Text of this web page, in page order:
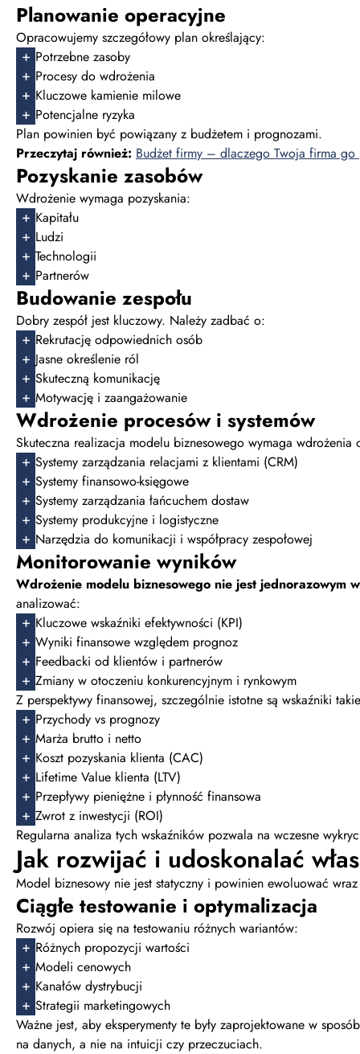
Planowanie operacyjne
Opracowujemy szczegółowy plan określający:
Potrzebne zasoby
Procesy do wdrożenia
Kluczowe kamienie milowe
Potencjalne ryzyka
Plan powinien być powiązany z budżetem i prognozami.
Przeczytaj również: Budżet firmy – dlaczego Twoja firma go
Pozyskanie zasobów
Wdrożenie wymaga pozyskania:
Kapitału
Ludzi
Technologii
Partnerów
Budowanie zespołu
Dobry zespół jest kluczowy. Należy zadbać o:
Rekrutację odpowiednich osób
Jasne określenie ról
Skuteczną komunikację
Motywację i zaangażowanie
Wdrożenie procesów i systemów
Skuteczna realizacja modelu biznesowego wymaga
Systemy zarządzania relacjami z klientami (CRM)
Systemy finansowo-księgowe
Systemy zarządzania łańcuchem dostaw
Systemy produkcyjne i logistyczne
Narzędzia do komunikacji i współpracy zespołowej
Monitorowanie wyników
Wdrożenie modelu biznesowego nie jest jednorazowym
analizować:
Kluczowe wskaźniki efektywności (KPI)
Wyniki finansowe względem prognoz
Feedbacki od klientów i partnerów
Zmiany w otoczeniu konkurencyjnym i rynkowym
Z perspektywy finansowej, szczególnie istotne są wskaźniki
Przychody vs prognozy
Marża brutto i netto
Koszt pozyskania klienta (CAC)
Lifetime Value klienta (LTV)
Przepływy pieniężne i płynność finansowa
Zwrot z inwestycji (ROI)
Regularna analiza tych wskaźników pozwala na wczesne
Jak rozwijać i udoskonalać
Model biznesowy nie jest statyczny i powinien ewoluować
Ciągłe testowanie i optymalizacja
Rozwój opiera się na testowaniu różnych wariantów:
Różnych propozycji wartości
Modeli cenowych
Kanałów dystrybucji
Strategii marketingowych
Ważne jest, aby eksperymenty te były zaprojektowane w
na danych, a nie na intuicji czy przeczuciach.